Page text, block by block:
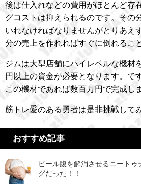
後は仕入れなどの費用がほとんど存
グコストは抑えられるのです。その
いれなければなりませんがとりあえ
分の売上を作れればすぐに倒れるこ
ジムは大型店舗にハイレベルな機材
円以上の資金が必要となります。で
この機材であれば数百万円で完成し
筋トレ愛のある勇者は是非挑戦して
おすすめ記事
ビール腹を解消させるニート
グだった！！